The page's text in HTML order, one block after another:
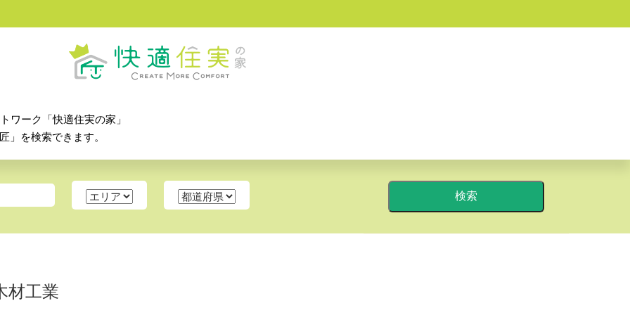
ワーク「快適住実の家」
」を検索できます。
材工業